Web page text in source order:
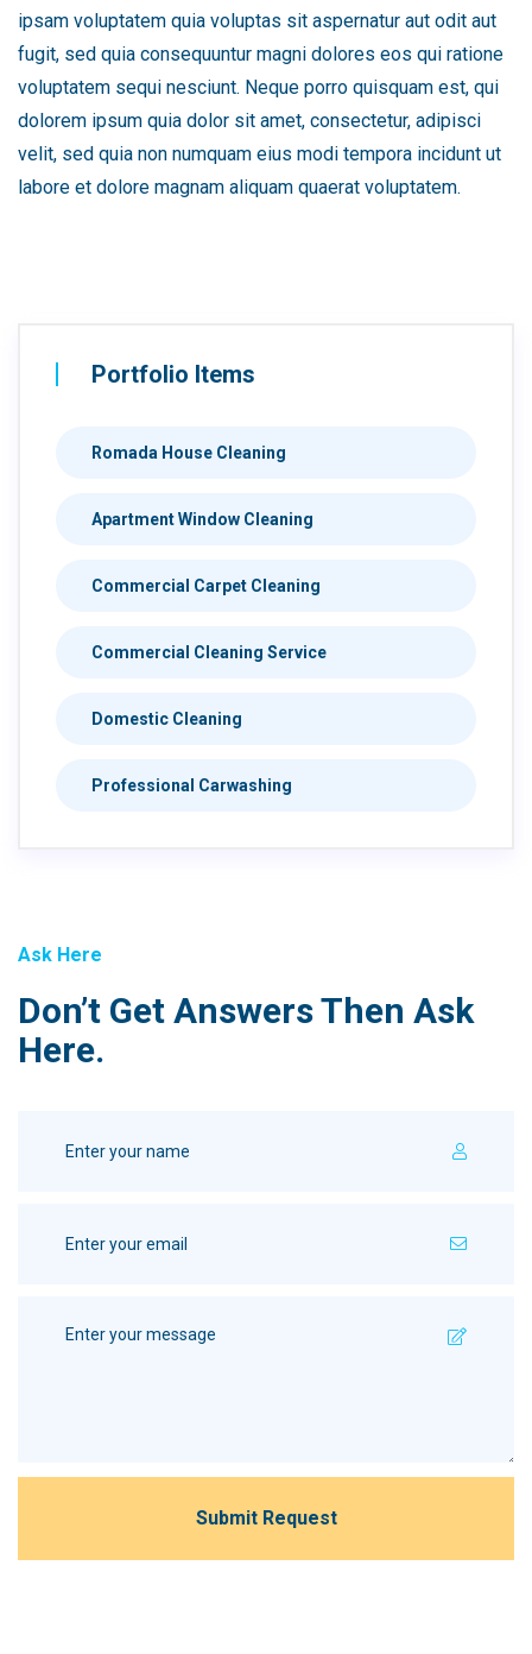
ipsam voluptatem quia voluptas sit aspernatur aut odit aut
fugit, sed quia consequuntur magni dolores eos qui ratione
voluptatem sequi nesciunt. Neque porro quisquam est, qui
dolorem ipsum quia dolor sit amet, consectetur, adipisci
velit, sed quia non numquam eius modi tempora incidunt ut
labore et dolore magnam aliquam quaerat voluptatem.
Portfolio Items
Romada House Cleaning
Apartment Window Cleaning
Commercial Carpet Cleaning
Commercial Cleaning Service
Domestic Cleaning
Professional Carwashing
Ask Here
Don’t Get Answers Then Ask
Here.